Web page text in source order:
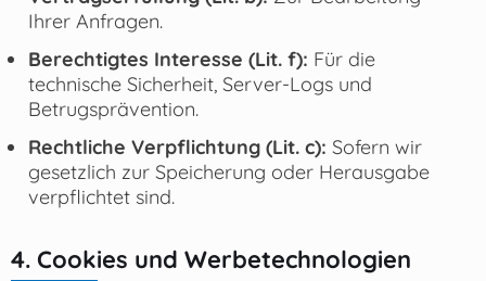
Ihrer Anfragen.
Berechtigtes Interesse (Lit. f): Für die
technische Sicherheit, Server-Logs und
Betrugsprävention.
Rechtliche Verpflichtung (Lit. c): Sofern wir
gesetzlich zur Speicherung oder Herausgabe
verpflichtet sind.
4. Cookies und Werbetechnologien